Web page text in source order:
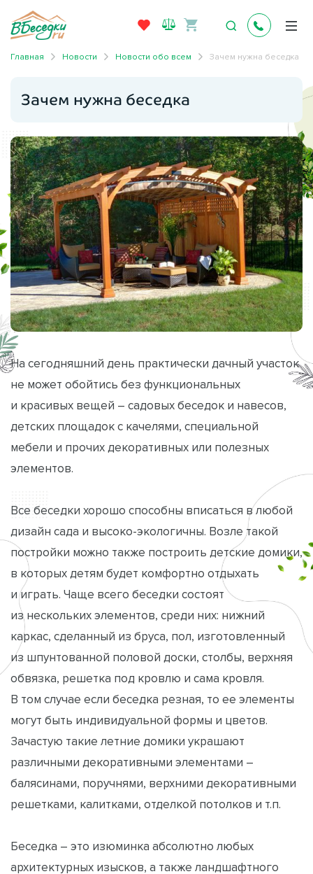
Главная Новости Новости обо всем Зачем нужна беседка
Зачем нужна беседка
На сегодняшний день практически дачный участок
не может обойтись без функциональных
и красивых вещей – садовых беседок и навесов,
детских площадок с качелями, специальной
мебели и прочих декоративных или полезных
элементов.
Все беседки хорошо способны вписаться в любой
дизайн сада и высоко-экологичны. Возле такой
постройки можно также построить детские домики,
в которых детям будет комфортно отдыхать
и играть. Чаще всего беседки состоят
из нескольких элементов, среди них: нижний
каркас, сделанный из бруса, пол, изготовленный
из шпунтованной половой доски, столбы, верхняя
обвязка, решетка под кровлю и сама кровля.
В том случае если беседка резная, то ее элементы
могут быть индивидуальной формы и цветов.
Зачастую такие летние домики украшают
различными декоративными элементами –
балясинами, поручнями, верхними декоративными
решетками, калитками, отделкой потолков и т.п.
Беседка – это изюминка абсолютно любых
архитектурных изысков, а также ландшафтного